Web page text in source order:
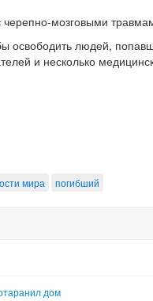
черепно-мозговыми
освободить людей,
и несколько
мира погибший
дом